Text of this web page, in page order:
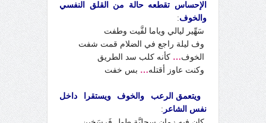
الإحساس تقطعه حالة من القلق النفسي
والخوف:
سَهِّير ليالي وياما لفَّيت وطفت
وف ليلة راجع في الضلام قمت شفت
الخوف… كأنه كلب سد الطريق
وكنت عاوز أقتله… بس خفت
ويتعمق الرعب والخوف ويستقرا داخل
نفس الشاعر :